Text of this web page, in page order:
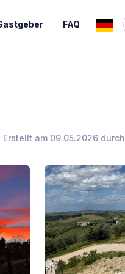
FAQ
Erstellt am 09.05.2026 durch